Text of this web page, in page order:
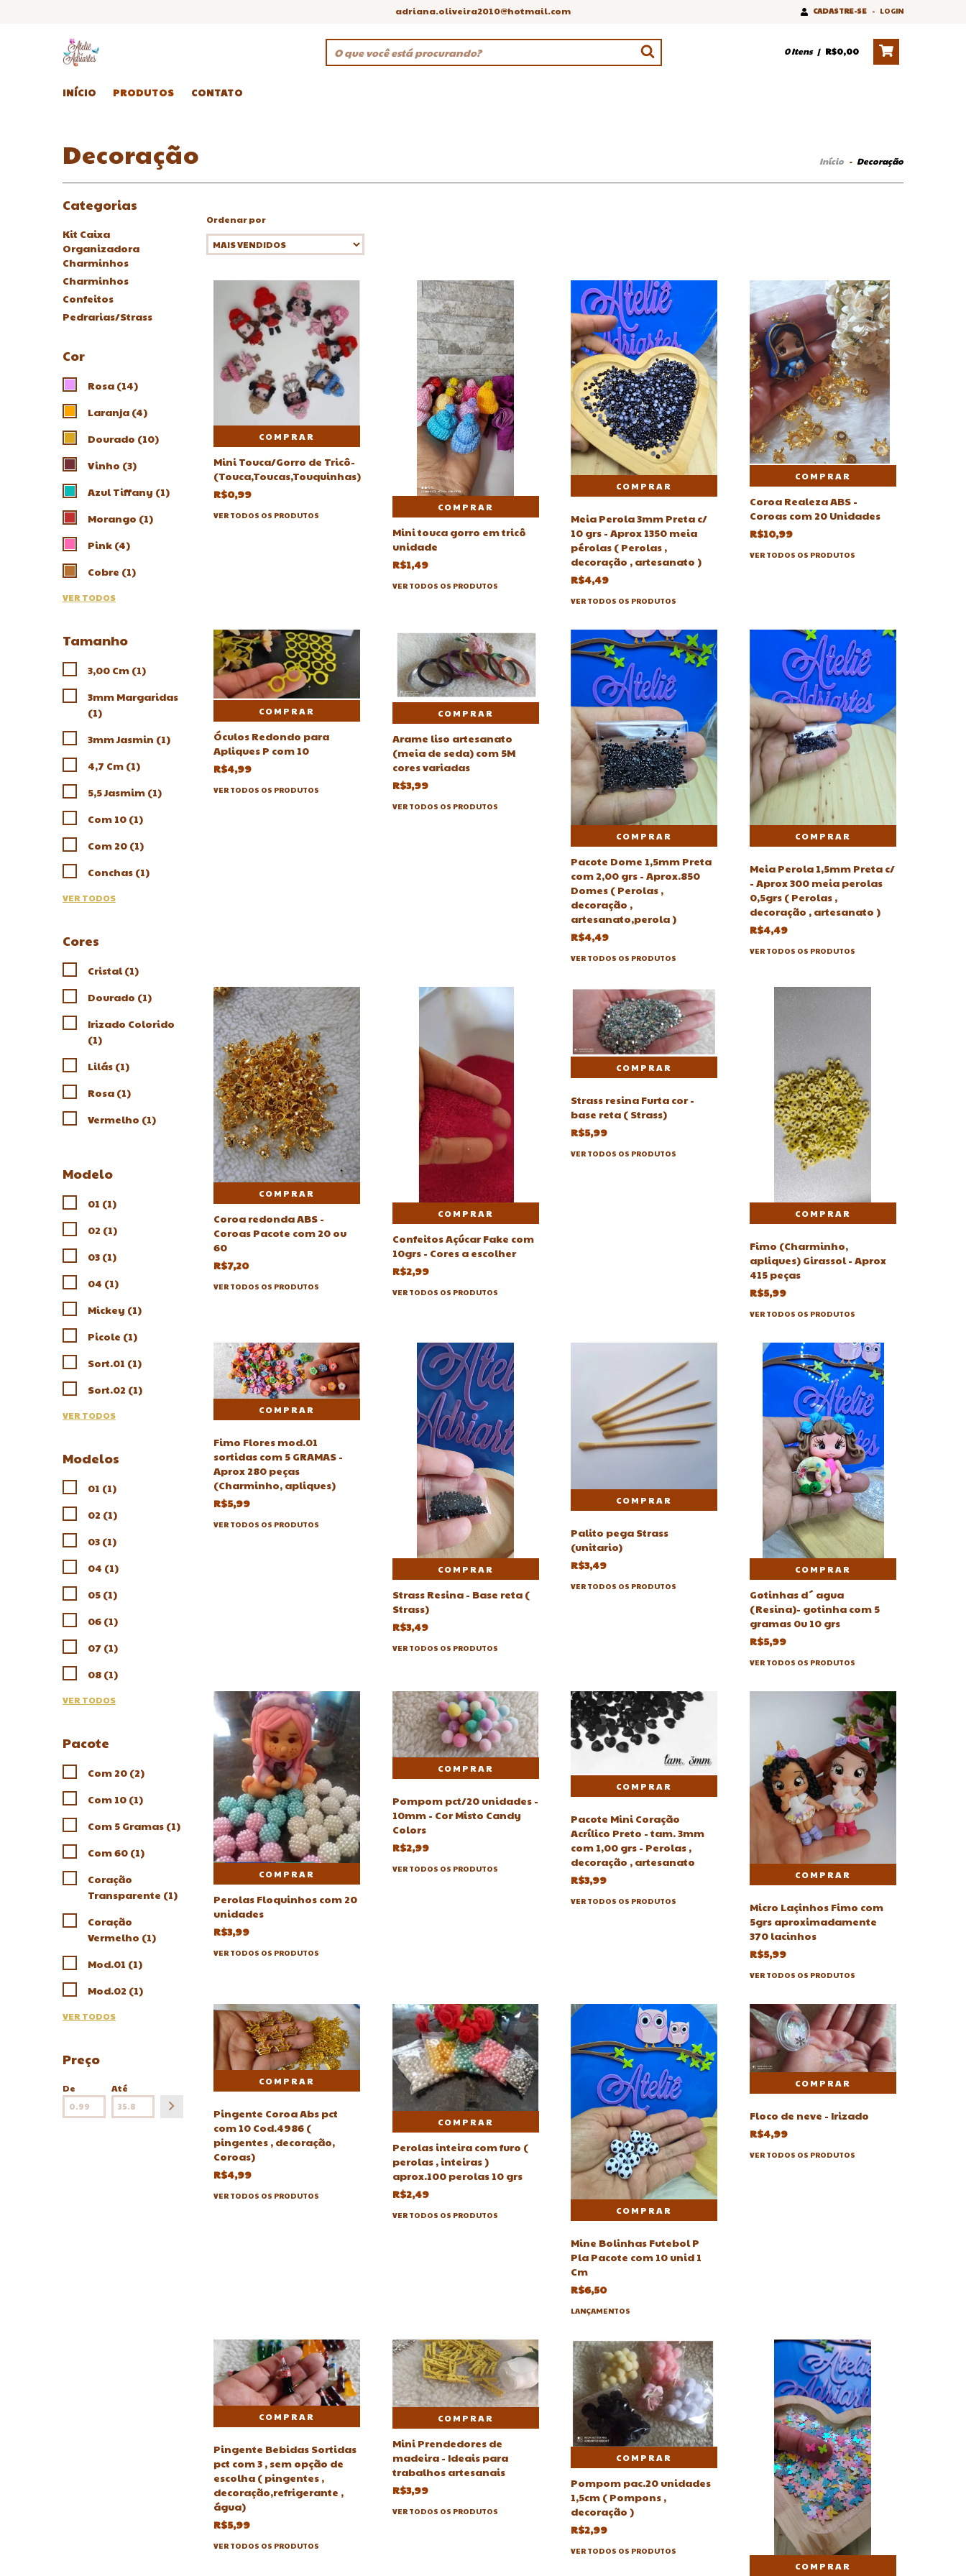
adriana.oliveira2010@hotmail.com CADASTRE-SE - LOGIN
0Itens | R$0,00
INÍCIO PRODUTOS CONTATO
Decoração Início - Decoração
Categorias
Kit Caixa
Organizadora
Charminhos
Charminhos
Confeitos
Pedrarias/Strass
Cor
Rosa (14)
Laranja (4)
Dourado (10)
Vinho (3)
Azul Tiffany (1)
Morango (1)
Pink (4)
Cobre (1)
VER TODOS
Tamanho
3,00 Cm (1)
3mm Margaridas
(1)
3mm Jasmin (1)
4,7 Cm (1)
5,5 Jasmim (1)
Com 10 (1)
Com 20 (1)
Conchas (1)
VER TODOS
Cores
Cristal (1)
Dourado (1)
Irizado Colorido
(1)
Lilás (1)
Rosa (1)
Vermelho (1)
Modelo
01 (1)
02 (1)
03 (1)
04 (1)
Mickey (1)
Picole (1)
Sort.01 (1)
Sort.02 (1)
VER TODOS
Modelos
01 (1)
02 (1)
03 (1)
04 (1)
05 (1)
06 (1)
07 (1)
08 (1)
VER TODOS
Pacote
Com 20 (2)
Com 10 (1)
Com 5 Gramas (1)
Com 60 (1)
Coração
Transparente (1)
Coração
Vermelho (1)
Mod.01 (1)
Mod.02 (1)
VER TODOS
Preço
De Até
Ordenar por
COMPRAR
Mini Touca/Gorro de Tricô-
(Touca,Toucas,Touquinhas)
R$0,99
VER TODOS OS PRODUTOS
COMPRAR
Mini touca gorro em tricô
unidade
R$1,49
VER TODOS OS PRODUTOS
Meia Perola 3mm Preta c/
10 grs - Aprox 1350 meia
pérolas ( Perolas ,
decoração , artesanato )
R$4,49
VER TODOS OS PRODUTOS
COMPRAR
Coroa Realeza ABS -
Coroas com 20 Unidades
R$10,99
VER TODOS OS PRODUTOS
COMPRAR
Óculos Redondo para
Apliques P com 10
R$4,99
VER TODOS OS PRODUTOS
COMPRAR
Arame liso artesanato
(meia de seda) com 5M
cores variadas
R$3,99
VER TODOS OS PRODUTOS
COMPRAR
Pacote Dome 1,5mm Preta
com 2,00 grs - Aprox.850
Domes ( Perolas ,
decoração ,
artesanato,perola )
R$4,49
VER TODOS OS PRODUTOS
Meia Perola 1,5mm Preta c/
- Aprox 300 meia perolas
0,5grs ( Perolas ,
decoração , artesanato )
R$4,49
VER TODOS OS PRODUTOS
COMPRAR
Coroa redonda ABS -
Coroas Pacote com 20 ou
60
R$7,20
VER TODOS OS PRODUTOS
COMPRAR
Confeitos Açúcar Fake com
10grs - Cores a escolher
R$2,99
VER TODOS OS PRODUTOS
Strass resina Furta cor -
base reta ( Strass)
R$5,99
VER TODOS OS PRODUTOS
Fimo (Charminho,
apliques) Girassol - Aprox
415 peças
R$5,99
VER TODOS OS PRODUTOS
Fimo Flores mod.01
sortidas com 5 GRAMAS -
Aprox 280 peças
(Charminho, apliques)
R$5,99
VER TODOS OS PRODUTOS
COMPRAR
Strass Resina - Base reta (
Strass)
R$3,49
VER TODOS OS PRODUTOS
Palito pega Strass
(unitario)
R$3,49
VER TODOS OS PRODUTOS
COMPRAR
Gotinhas d´ agua
(Resina)- gotinha com 5
gramas 0u 10 grs
R$5,99
VER TODOS OS PRODUTOS
COMPRAR
Perolas Floquinhos com 20
unidades
R$3,99
VER TODOS OS PRODUTOS
Pompom pct/20 unidades -
10mm - Cor Misto Candy
Colors
R$2,99
VER TODOS OS PRODUTOS
Pacote Mini Coração
Acrílico Preto - tam. 3mm
com 1,00 grs - Perolas ,
decoração , artesanato
R$3,99
VER TODOS OS PRODUTOS
Micro Laçinhos Fimo com
5grs aproximadamente
370 lacinhos
R$5,99
VER TODOS OS PRODUTOS
Pingente Coroa Abs pct
com 10 Cod.4986 (
pingentes , decoração,
Coroas)
R$4,99
VER TODOS OS PRODUTOS
COMPRAR
Perolas inteira com furo (
perolas , inteiras )
aprox.100 perolas 10 grs
R$2,49
VER TODOS OS PRODUTOS
Mine Bolinhas Futebol P
Pla Pacote com 10 unid 1
Cm
R$6,50
LANÇAMENTOS
Floco de neve - Irizado
R$4,99
VER TODOS OS PRODUTOS
Pingente Bebidas Sortidas
pct com 3 , sem opção de
escolha ( pingentes ,
decoração,refrigerante ,
água)
R$5,99
VER TODOS OS PRODUTOS
COMPRAR
Mini Prendedores de
madeira - Ideais para
trabalhos artesanais
R$3,99
VER TODOS OS PRODUTOS
COMPRAR
Pompom pac.20 unidades
1,5cm ( Pompons ,
decoração )
R$2,99
VER TODOS OS PRODUTOS